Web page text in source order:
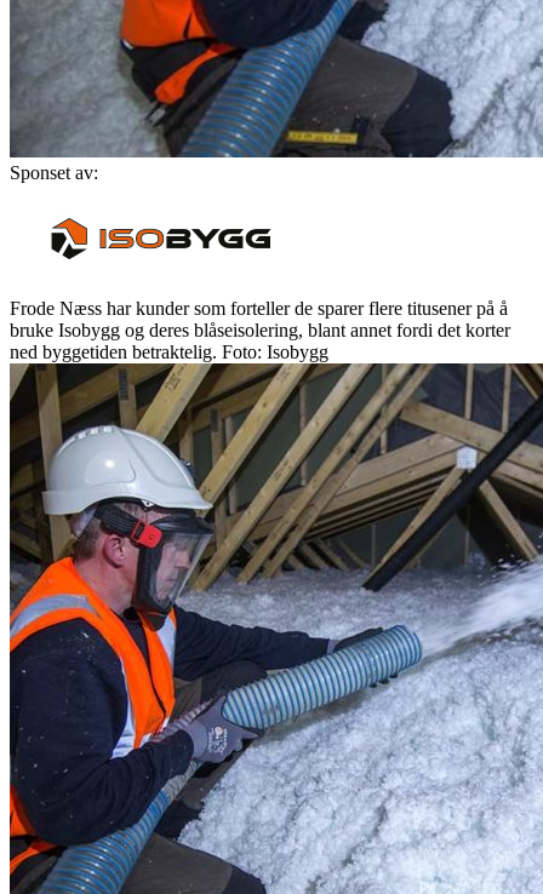
Sponset av:
Frode Næss har kunder som forteller de sparer flere titusener på å
bruke Isobygg og deres blåseisolering, blant annet fordi det korter
ned byggetiden betraktelig. Foto: Isobygg